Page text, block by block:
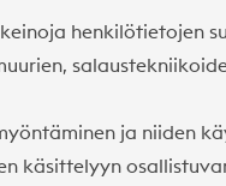
henkilötietojen
ja niiden
käsittelyyn